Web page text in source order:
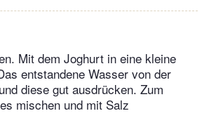
Mit dem Joghurt in eine kleine
entstandene Wasser von der
diese gut ausdrücken. Zum
mischen und mit Salz